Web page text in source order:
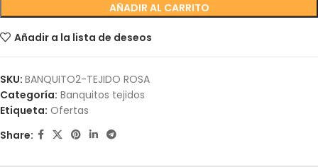
AÑADIR AL CARRITO
Añadir a la lista de deseos
SKU: BANQUITO2-TEJIDO ROSA
Categoría: Banquitos tejidos
Etiqueta: Ofertas
Share: